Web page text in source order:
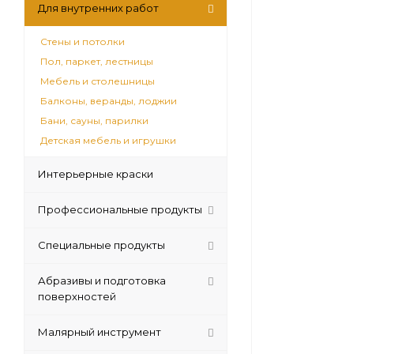
Для внутренних работ
Стены и потолки
Пол, паркет, лестницы
Мебель и столешницы
Балконы, веранды, лоджии
Бани, сауны, парилки
Детская мебель и игрушки
Интерьерные краски
Профессиональные продукты
Специальные продукты
Абразивы и подготовка
поверхностей
Малярный инструмент